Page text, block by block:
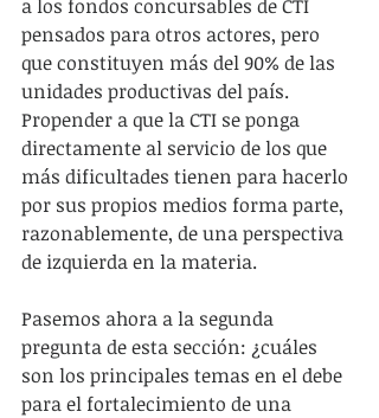
a los fondos concursables de CTI
pensados para otros actores, pero
que constituyen más del 90% de las
unidades productivas del país.
Propender a que la CTI se ponga
directamente al servicio de los que
más dificultades tienen para hacerlo
por sus propios medios forma parte,
razonablemente, de una perspectiva
de izquierda en la materia.
Pasemos ahora a la segunda
pregunta de esta sección: ¿cuáles
son los principales temas en el debe
para el fortalecimiento de una